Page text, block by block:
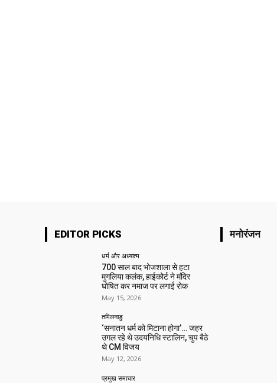
EDITOR PICKS
धर्म और अध्यात्म
700 साल बाद भोजशाला से हटा
मुगलिया कलंक, हाईकोर्ट ने मंदिर
घोषित कर नमाज पर लगाई रोक
May 15, 2026
तमिलनाडु
‘सनातन धर्म को मिटाना होगा’… जहर
उगल रहे थे उदयनिधि स्टालिन, चुप बैठे
थे CM विजय
May 12, 2026
प्रमुख समाचार‎
मनोरंजन